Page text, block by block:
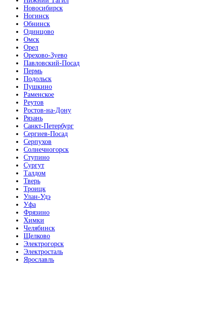
Новосибирск
Ногинск
Обнинск
Одинцово
Омск
Орел
Орехово-Зуево
Павловский-Посад
Пермь
Подольск
Пушкино
Раменское
Реутов
Ростов-на-Дону
Рязань
Санкт-Петербург
Сергиев-Посад
Серпухов
Солнечногорск
Ступино
Сургут
Талдом
Тверь
Троицк
Улан-Удэ
Уфа
Фрязино
Химки
Челябинск
Щелково
Электрогорск
Электросталь
Ярославль